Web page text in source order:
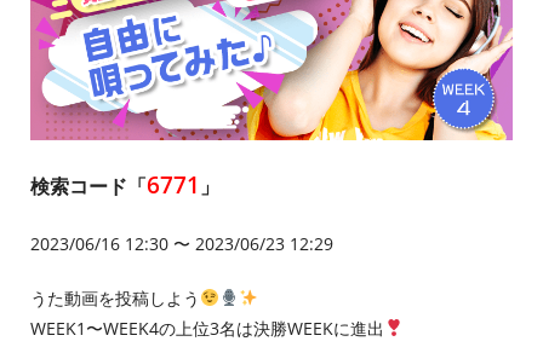
検索コード「6771 」
2023/06/16 12:30 〜 2023/06/23 12:29
うた動画を投稿しよう
WEEK1〜WEEK4の上位3名は決勝WEEKに進出